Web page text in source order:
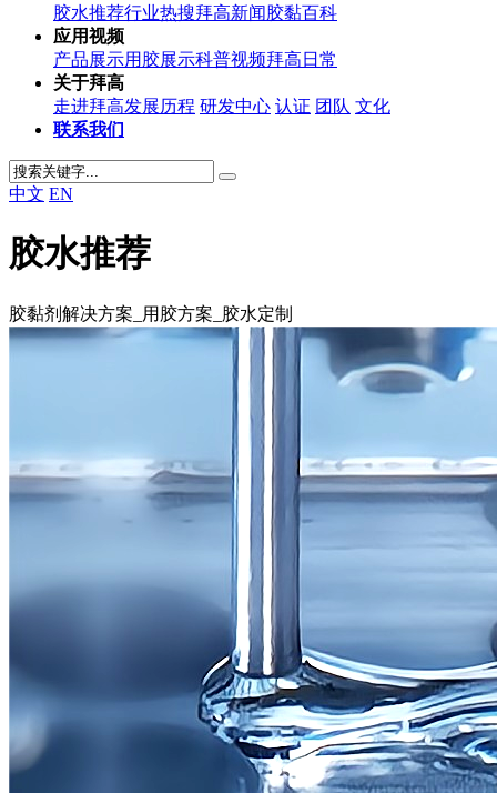
胶水推荐行业热搜拜高新闻胶黏百科
应用视频
产品展示用胶展示科普视频拜高日常
关于拜高
走进拜高发展历程 研发中心 认证 团队 文化
联系我们
中文 EN
胶水推荐
胶黏剂解决方案_用胶方案_胶水定制